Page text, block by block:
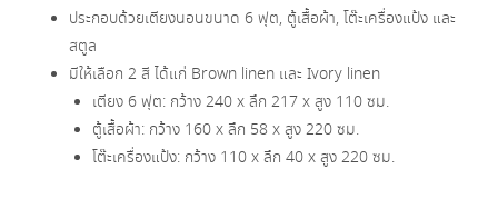
฿28,900.00.
ประกอบด้วยเตียงนอนขนาด 6 ฟุต, ตู้เสื้อผ้า, โต๊ะเครื่องแป้ง และ
สตูล
มีให้เลือก 2 สี ได้แก่ Brown linen และ Ivory linen
เตียง 6 ฟุต: กว้าง 240 x ลึก 217 x สูง 110 ซม.
ตู้เสื้อผ้า: กว้าง 160 x ลึก 58 x สูง 220 ซม.
โต๊ะเครื่องแป้ง: กว้าง 110 x ลึก 40 x สูง 220 ซม.